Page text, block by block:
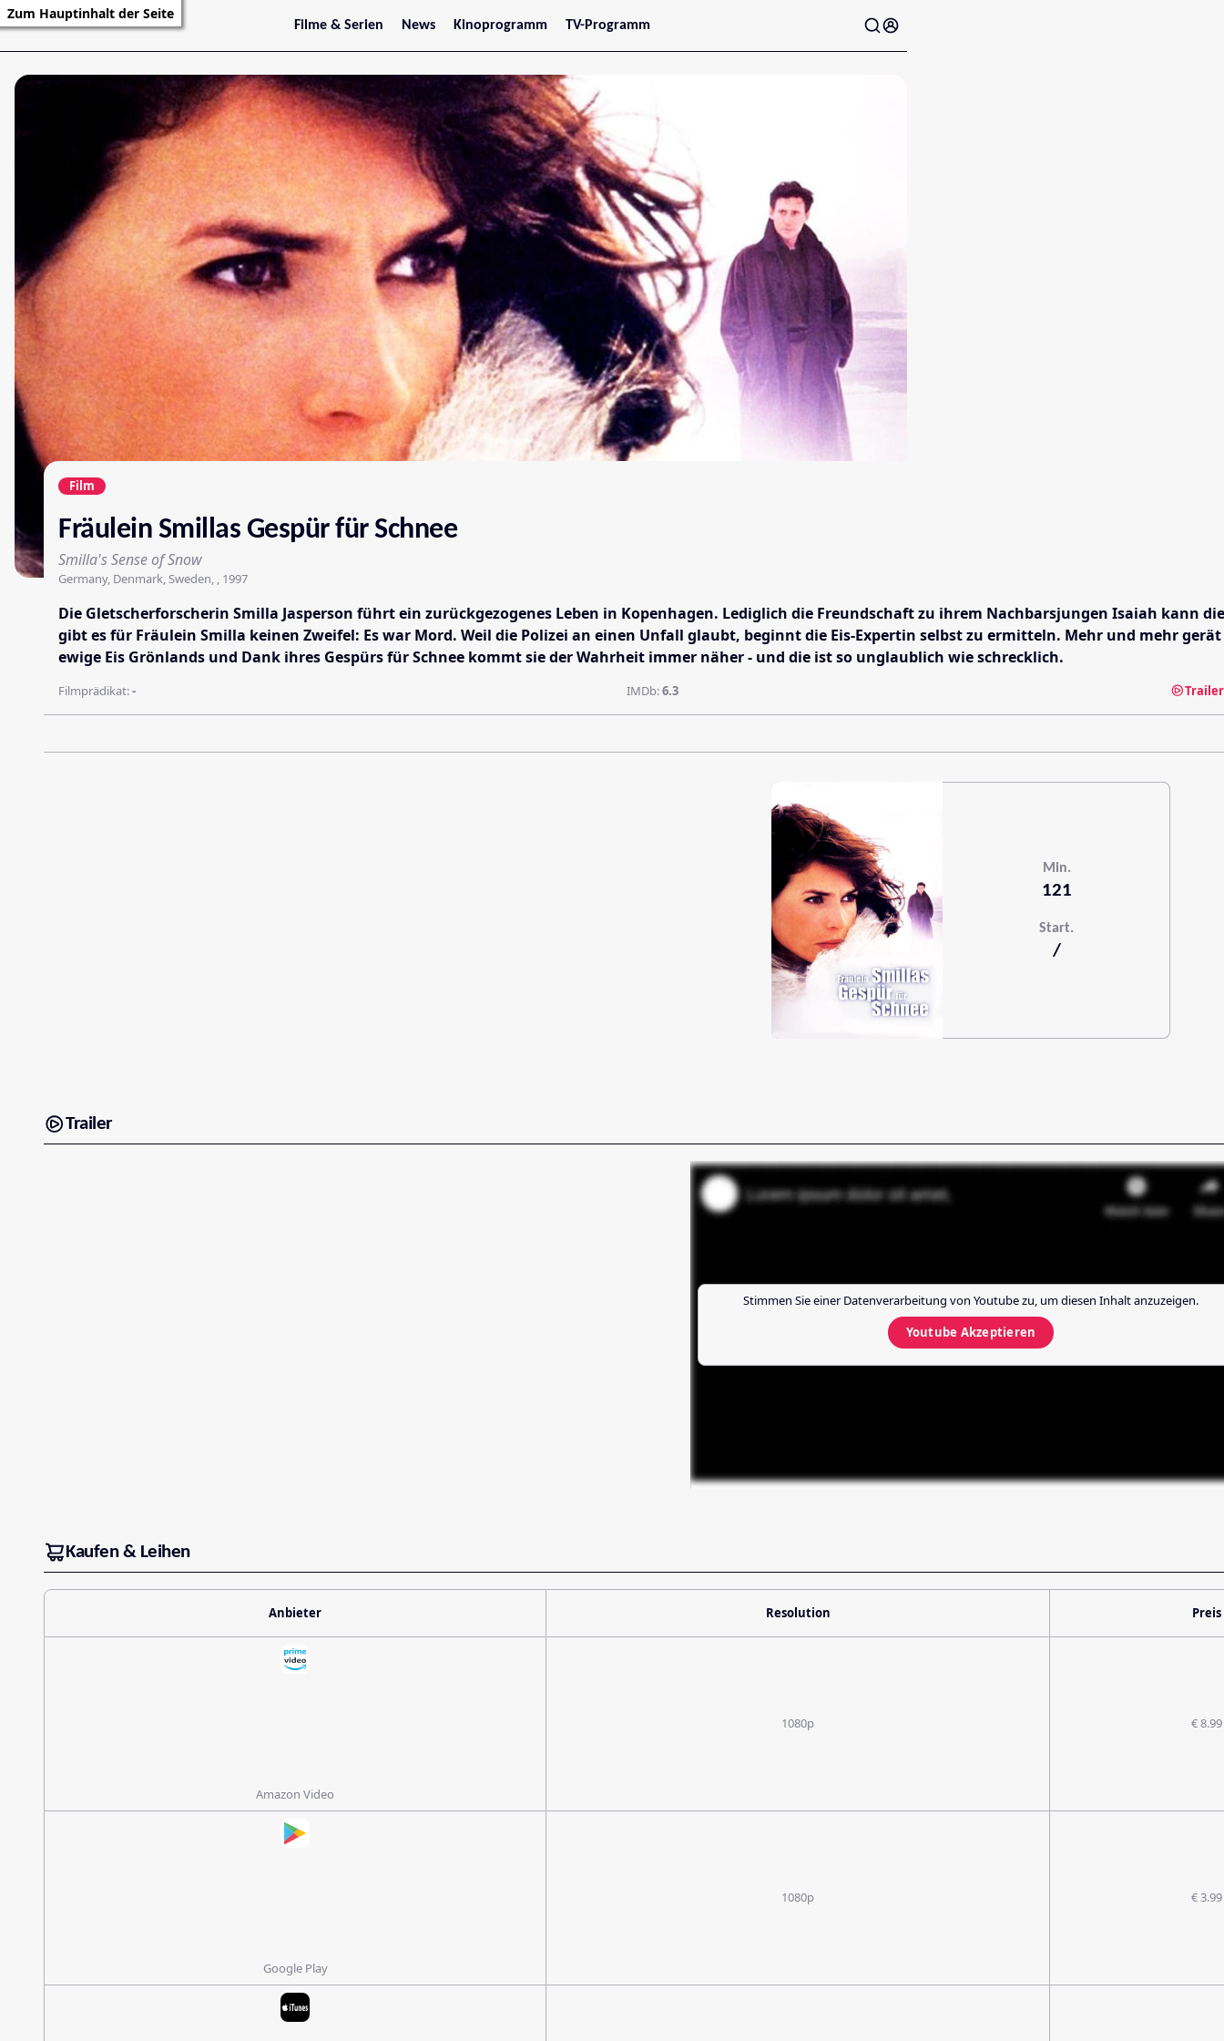
Zum Hauptinhalt der Seite
Filme & Serien
Trailer
Filmarchiv
Serienarchiv
News
Stars
Kinoprogramm
Jetzt im Kino
Wien
Niederösterreich
Oberösterreich
Steiermark
Burgenland
Salzburg
Tirol
Vorarlberg
TV-Programm
Film
Fräulein Smillas Gespür für Schnee
Smilla's Sense of Snow
Germany, Denmark, Sweden, , 1997
Die Gletscherforscherin Smilla Jasperson führt ein zurückgezogenes Leben in Kopenhagen. Lediglich die Freundschaft zu ihrem Nachbarsjungen Isaiah kann
gibt es für Fräulein Smilla keinen Zweifel: Es war Mord. Weil die Polizei an einen Unfall glaubt, beginnt die Eis-Expertin selbst zu ermitteln. Mehr und mehr
ewige Eis Grönlands und Dank ihres Gespürs für Schnee kommt sie der Wahrheit immer näher - und die ist so unglaublich wie schrecklich.
Filmprädikat:- IMDb:6.3
Min.
121
Start.
/
Trailer
Stimmen Sie einer Datenverarbeitung von Youtubezu, um diesen Inhalt anzuzeigen.
Youtube Akzeptieren
Kaufen & Leihen
Anbieter Resolution Preis
Amazon Video
1080p € 8.99
Google Play
1080p € 3.99